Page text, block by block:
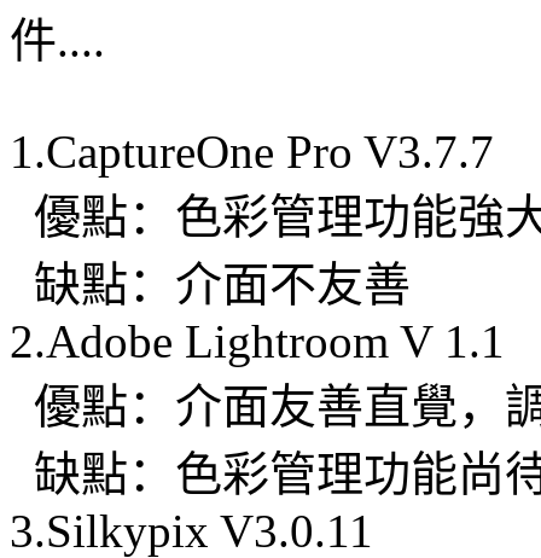
件....
1.CaptureOne Pro V3.7.7
優點：色彩管理功能強
缺點：介面不友善
2.Adobe Lightroom V 1.1
優點：介面友善直覺，
缺點：色彩管理功能尚
3.Silkypix V3.0.11